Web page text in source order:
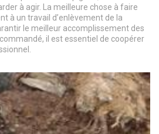
à agir. La meilleure chose à faire
à un travail d’enlèvement de la
le meilleur accomplissement des
il est essentiel de coopérer